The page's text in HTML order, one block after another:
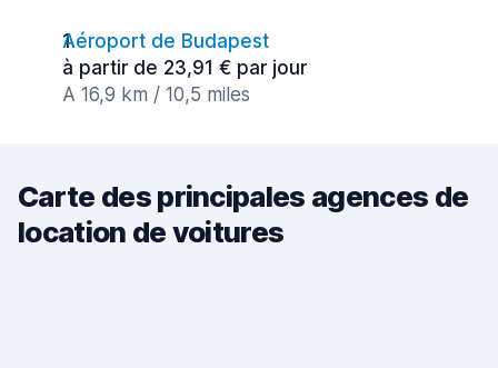
Aéroport de Budapest
à partir de 23,91 € par jour
A 16,9 km / 10,5 miles
Carte des principales agences de
location de voitures